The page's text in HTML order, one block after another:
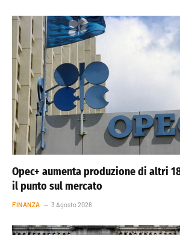
Opec+ aumenta produzione di altri
il punto sul mercato
FINANZA 3 Agosto 2026